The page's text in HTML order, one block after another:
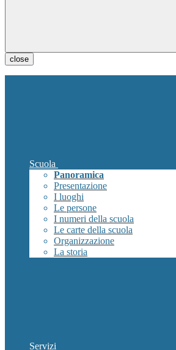
close
Scuola
Panoramica
Presentazione
I luoghi
Le persone
I numeri della scuola
Le carte della scuola
Organizzazione
La storia
Servizi